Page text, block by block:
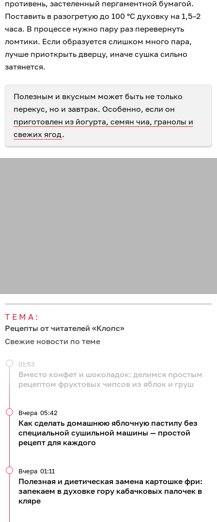
противень, застеленный пергаментной бумагой.
Поставить в разогретую до 100 °С духовку на 1,5–2
часа. В процессе нужно пару раз перевернуть
ломтики. Если образуется слишком много пара,
лучше приоткрыть дверцу, иначе сушка сильно
затянется.
Полезным и вкусным может быть не только
перекус, но и завтрак. Особенно, если он
приготовлен из йогурта, семян чиа, гранолы и
свежих ягод.
ТЕМА:
Рецепты от читателей «Клопс»
Свежие новости по теме
Вместо конфет и шоколадок: делимся простым
рецептом фруктовых чипсов из яблок и груш
01:53
Как сделать домашнюю яблочную пастилу без
специальной сушильной машины — простой
рецепт для каждого
Вчера 05:42
Полезная и диетическая замена картошке фри:
запекаем в духовке гору кабачковых палочек в
кляре
Вчера 01:11